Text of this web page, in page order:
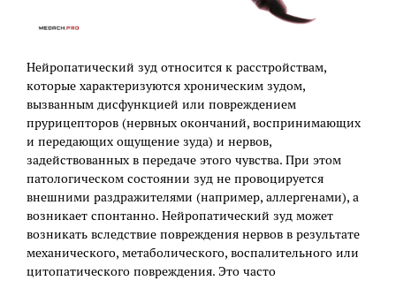
Нейропатический зуд относится к расстройствам,
которые характеризуются хроническим зудом,
вызванным дисфункцией или повреждением
прурицепторов (нервных окончаний, воспринимающих
и передающих ощущение зуда) и нервов,
задействованных в передаче этого чувства. При этом
патологическом состоянии зуд не провоцируется
внешними раздражителями (например, аллергенами), а
возникает спонтанно. Нейропатический зуд может
возникать вследствие повреждения нервов в результате
механического, метаболического, воспалительного или
цитопатического повреждения. Это часто